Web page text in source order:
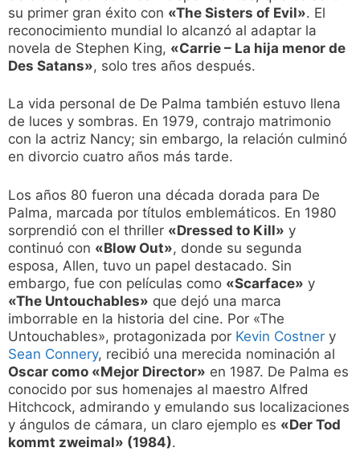
su primer gran éxito con «The Sisters of Evil». El
reconocimiento mundial lo alcanzó al adaptar la
novela de Stephen King, «Carrie – La hija menor de
Des Satans», solo tres años después.
La vida personal de De Palma también estuvo llena
de luces y sombras. En 1979, contrajo matrimonio
con la actriz Nancy; sin embargo, la relación culminó
en divorcio cuatro años más tarde.
Los años 80 fueron una década dorada para De
Palma, marcada por títulos emblemáticos. En 1980
sorprendió con el thriller «Dressed to Kill» y
continuó con «Blow Out», donde su segunda
esposa, Allen, tuvo un papel destacado. Sin
embargo, fue con películas como «Scarface» y
«The Untouchables» que dejó una marca
imborrable en la historia del cine. Por «The
Untouchables», protagonizada por Kevin Costner y
Sean Connery, recibió una merecida nominación al
Oscar como «Mejor Director» en 1987. De Palma es
conocido por sus homenajes al maestro Alfred
Hitchcock, admirando y emulando sus localizaciones
y ángulos de cámara, un claro ejemplo es «Der Tod
kommt zweimal» (1984).